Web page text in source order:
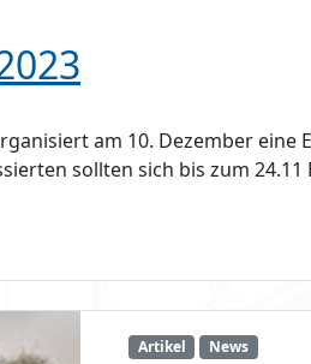
am 10. Dezember eine
sollten sich bis zum 24.11
Artikel News